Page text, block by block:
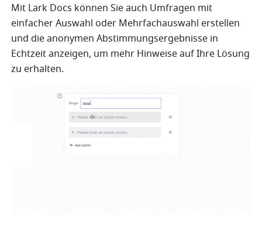
Mit Lark Docs können Sie auch Umfragen mit
einfacher Auswahl oder Mehrfachauswahl erstellen
und die anonymen Abstimmungsergebnisse in
Echtzeit anzeigen, um mehr Hinweise auf Ihre Lösung
zu erhalten.